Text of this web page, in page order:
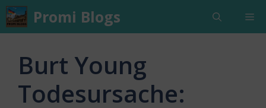
Skip
to
content
Promi Blogs
Burt Young
Todesursache: